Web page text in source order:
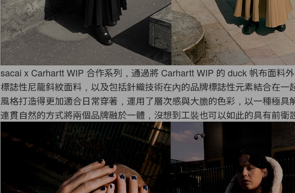
sacai x Carhartt WIP 合作系列，通過將 Carhartt WIP 的 duck 帆布面料
標誌性尼龍斜紋面料，以及包括針織技術在內的品牌標誌性元素結合在一
風格打造得更加適合日常穿著，運用了層次感與大膽的色彩，以一種極具
連貫自然的方式將兩個品牌融於一體，沒想到工裝也可以如此的具有前衛